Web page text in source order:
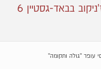
מחנות העקורים משפחת ספוז'ניקוב בבאד-גסטיין 6